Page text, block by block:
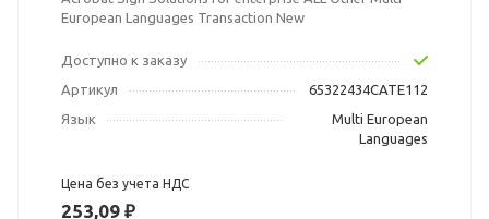
European Languages Transaction New
Доступно к заказу
Артикул
65322434CATE112
Язык
Multi European
Languages
Цена без учета НДС
253,09 ₽